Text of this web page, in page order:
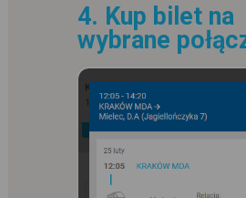
4. Kup bilet na
wybrane